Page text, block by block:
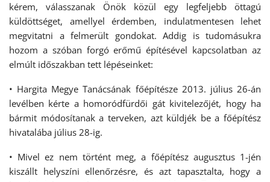
kérem, válasszanak Önök közül egy legfeljebb öttagú
küldöttséget, amellyel érdemben, indulatmentesen lehet
megvitatni a felmerült gondokat. Addig is tudomásukra
hozom a szóban forgó erőmű építésével kapcsolatban az
elmúlt időszakban tett lépéseinket:
• Hargita Megye Tanácsának főépítésze 2013. július 26-án
levélben kérte a homoródfürdői gát kivitelezőjét, hogy ha
bármit módosítanak a terveken, azt küldjék be a főépítész
hivatalába július 28-ig.
• Mivel ez nem történt meg, a főépítész augusztus 1-jén
kiszállt helyszíni ellenőrzésre, és azt tapasztalta, hogy a